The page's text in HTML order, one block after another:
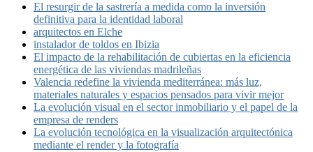
El resurgir de la sastrería a medida como la inversión
definitiva para la identidad laboral
arquitectos en Elche
instalador de toldos en Ibizia
El impacto de la rehabilitación de cubiertas en la eficiencia
energética de las viviendas madrileñas
Valencia redefine la vivienda mediterránea: más luz,
materiales naturales y espacios pensados para vivir mejor
La evolución visual en el sector inmobiliario y el papel de la
empresa de renders
La evolución tecnológica en la visualización arquitectónica
mediante el render y la fotografía